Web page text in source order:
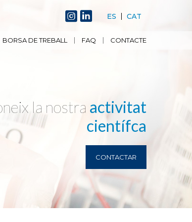
ES CAT
BORSA DE TREBALL FAQ CONTACTE
la nostra activitat
científca
CONTACTAR